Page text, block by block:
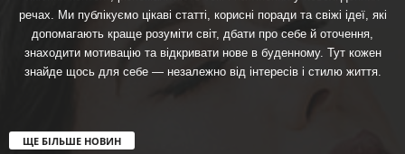
речах. Ми публікуємо цікаві статті, корисні поради та свіжі ідеї, які
допомагають краще розуміти світ, дбати про себе й оточення,
знаходити мотивацію та відкривати нове в буденному. Тут кожен
знайде щось для себе — незалежно від інтересів і стилю життя.
ЩЕ БІЛЬШЕ НОВИН